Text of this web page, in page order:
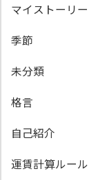
マイストーリー
季節
未分類
格言
自己紹介
運賃計算ルール